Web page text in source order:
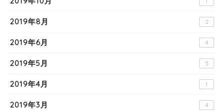
2019年8月 2
2019年6月 4
2019年5月 5
2019年4月 1
2019年3月 4